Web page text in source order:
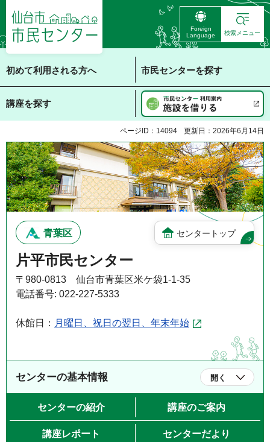
仙台市 市民センタ
ー
Foreign
Language
検索メニュー
初めて利用される方へ 市民センターを探す
講座を探す
ページID：14094 更新日：2026年6月14日
青葉区 センタートップ
片平市民センター
〒980-0813 仙台市青葉区米ケ袋1-1-35
電話番号: 022-227-5333
休館日： 月曜日、祝日の翌日、年末年始
センターの基本情報 開く
センターの紹介 講座のご案内
講座レポート センターだより